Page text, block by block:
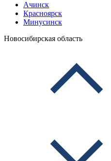
Ачинск
Красноярск
Минусинск
Новосибирская область